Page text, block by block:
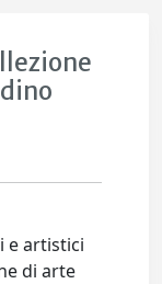
e artistici
di arte